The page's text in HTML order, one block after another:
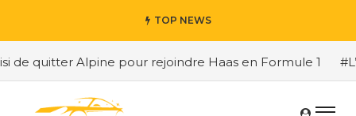
TOP NEWS
Alpine pour rejoindre Haas en Formule 1